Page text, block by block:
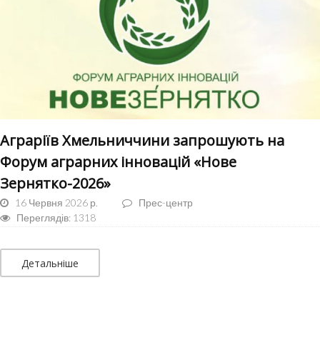
Аграріїв Хмельниччини запрошують на
Форум аграрних інновацій «Нове
Зернятко-2026»
16 Червня 2026 р.
Прес-центр
Переглядів: 1318
Детальніше